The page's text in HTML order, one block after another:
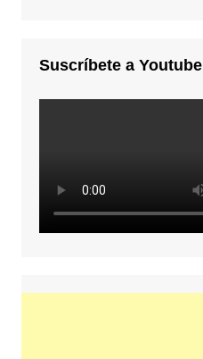
Suscríbete a Youtube